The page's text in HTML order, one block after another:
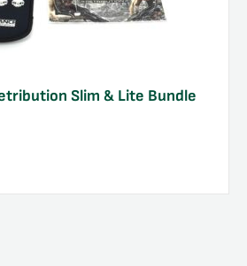
Slim & Lite Bundle